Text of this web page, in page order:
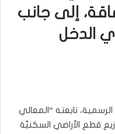
إلى جانب
الدخل
تابعته “المعالي
قطع الأراضي السكنيَّة